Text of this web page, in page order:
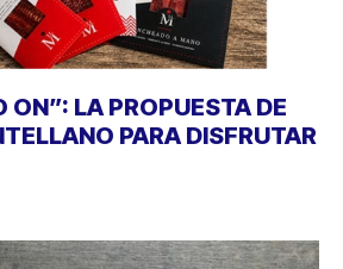
ON”: LA PROPUESTA DE
PARA DISFRUTAR